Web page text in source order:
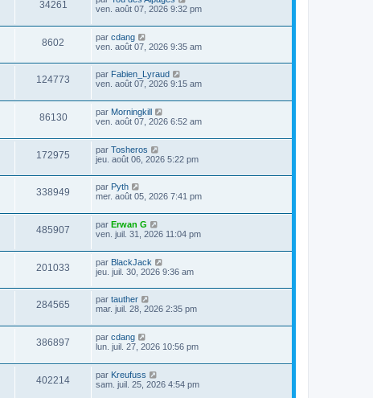
34261
ven. août 07, 2026 9:32 pm
8602 par cdang
ven. août 07, 2026 9:35 am
124773 par Fabien_Lyraud
ven. août 07, 2026 9:15 am
86130 par Morningkill
ven. août 07, 2026 6:52 am
172975 par Tosheros
jeu. août 06, 2026 5:22 pm
338949 par Pyth
mer. août 05, 2026 7:41 pm
485907 par Erwan G
ven. juil. 31, 2026 11:04 pm
201033 par BlackJack
jeu. juil. 30, 2026 9:36 am
284565 par tauther
mar. juil. 28, 2026 2:35 pm
386897 par cdang
lun. juil. 27, 2026 10:56 pm
402214 par Kreufuss
sam. juil. 25, 2026 4:54 pm